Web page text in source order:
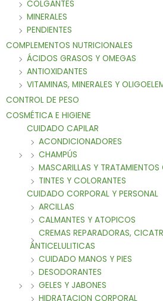
COLGANTES
MINERALES
PENDIENTES
COMPLEMENTOS NUTRICIONALES
ÁCIDOS GRASOS Y OMEGAS
ANTIOXIDANTES
VITAMINAS, MINERALES Y
CONTROL DE PESO
COSMÉTICA E HIGIENE
CUIDADO CAPILAR
ACONDICIONADORES
CHAMPÚS
MASCARILLAS Y TRATAMIENTOS
TINTES Y COLORANTES
CUIDADO CORPORAL Y PERSONAL
ARCILLAS
CALMANTES Y ATOPICOS
CREMAS REPARADORAS,
ANTICELULITICAS
CUIDADO MANOS Y PIES
DESODORANTES
GELES Y JABONES
HIDRATACION CORPORAL